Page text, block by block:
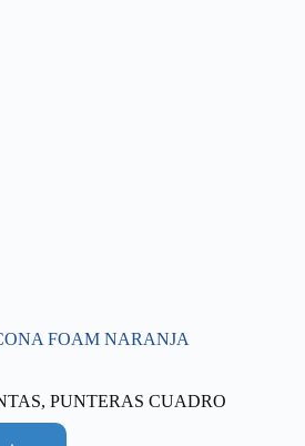
FOAM NARANJA
, PUNTERAS CUADRO